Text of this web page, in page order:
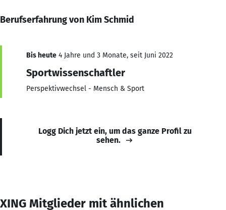
Berufserfahrung von Kim Schmid
Bis heute 4 Jahre und 3 Monate, seit Juni 2022
Sportwissenschaftler
Perspektivwechsel - Mensch & Sport
Logg Dich jetzt ein, um das ganze Profil zu
sehen.
XING Mitglieder mit ähnlichen